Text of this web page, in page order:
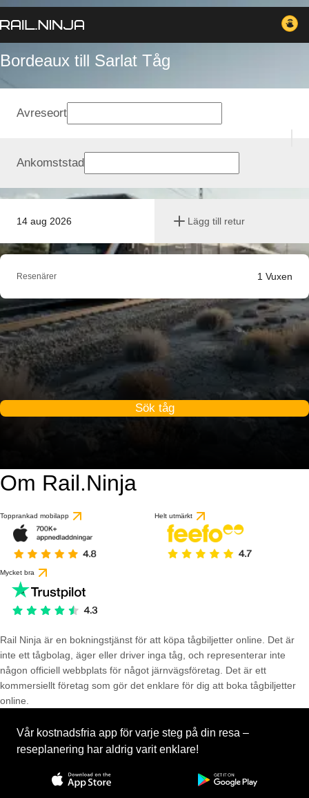
Bordeaux till Sarlat Tåg
14 aug 2026 Lägg till retur
Avreseort
Ankomststad
Resenärer 1 Vuxen
Sök tåg
Om Rail.Ninja
Topprankad mobilapp Helt utmärkt
Mycket bra
Rail Ninja är en bokningstjänst för att köpa tågbiljetter online. Det är
inte ett tågbolag, äger eller driver inga tåg, och representerar inte
någon officiell webbplats för något järnvägsföretag. Det är ett
kommersiellt företag som gör det enklare för dig att boka tågbiljetter
online.
Vår kostnadsfria app för varje steg på din resa –
reseplanering har aldrig varit enklare!